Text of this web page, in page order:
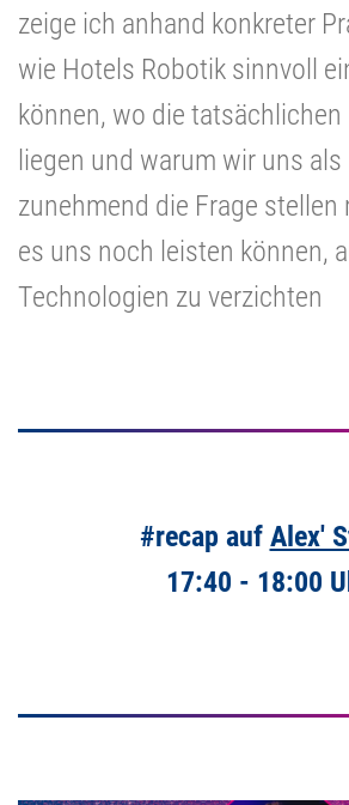
zeige ich anhand konkreter
wie Hotels Robotik sinnvoll
können, wo die
liegen und warum wir uns als
zunehmend die Frage
es uns noch leisten können,
Technologien zu verzichten
#recap auf Alex'
17:40 - 18:00